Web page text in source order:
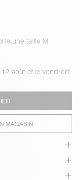
une taille M
août et le vendredi
MAGASIN